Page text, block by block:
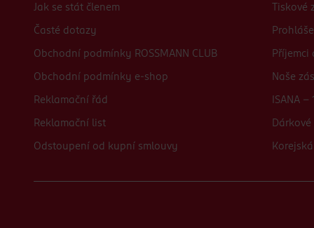
Jak se stát členem
Časté dotazy
Obchodní podmínky ROSSMANN CLUB
Obchodní podmínky e-shop
Reklamační řád
Reklamační list
Odstoupení od kupní smlouvy
Tiskové
Příjemci
Naše
ISANA